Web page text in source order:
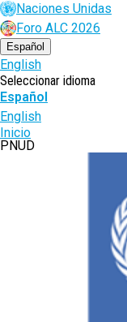
Naciones Unidas
Foro ALC 2026
Español
English
Seleccionar idioma
Español
English
Ruta
Inicio
PNUD